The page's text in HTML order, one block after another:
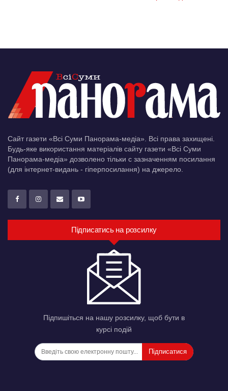
Сайт газети «Всі Суми Панорама-медіа». Всі права захищені.
Будь-яке використання матеріалів сайту газети «Всі Суми
Панорама-медіа» дозволено тільки c зазначенням посилання
(для інтернет-видань - гіперпосилання) на джерело.
Підписатись на розсилку
Підпишіться на нашу розсилку, щоб бути в
курсі подій
Підписатися